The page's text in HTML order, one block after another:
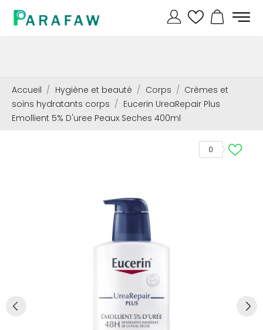
Accueil Hygiène et beauté Corps
Crèmes et
soins hydratants corps
Eucerin UreaRepair Plus
Emollient 5% D'uree Peaux Seches 400ml
0